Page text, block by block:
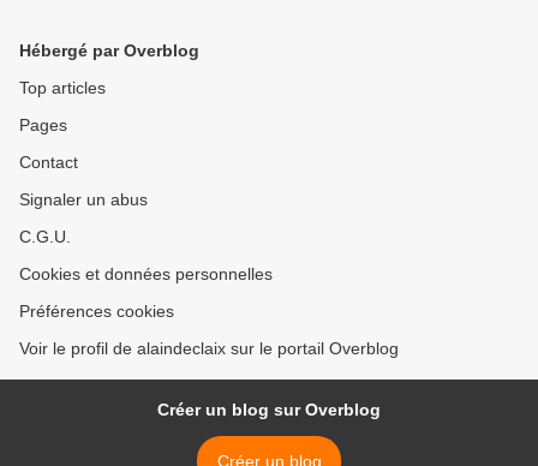
Hébergé par Overblog
Top articles
Pages
Contact
Signaler un abus
C.G.U.
Cookies et données personnelles
Préférences cookies
Voir le profil de alaindeclaix sur le portail Overblog
Créer un blog sur Overblog
Créer un blog